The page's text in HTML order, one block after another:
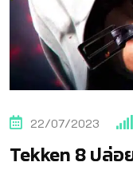
22/07/2023
Tekken 8 ปล่อ